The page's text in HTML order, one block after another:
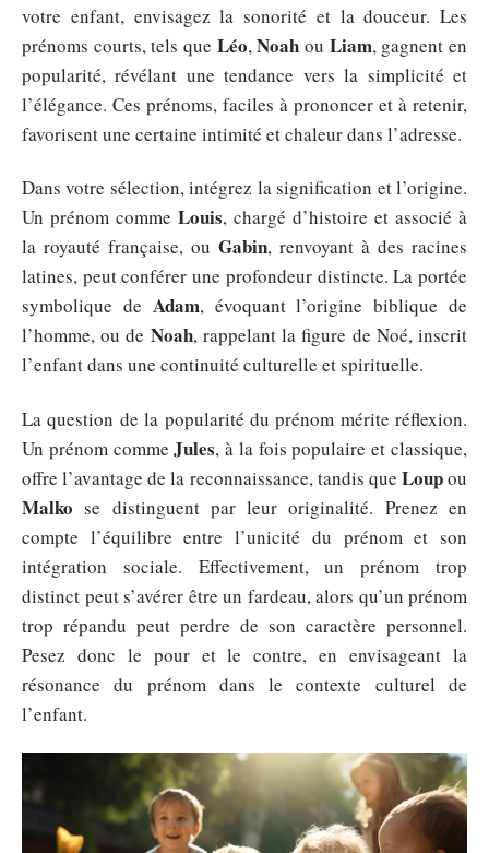
votre enfant, envisagez la sonorité et la douceur. Les
prénoms courts, tels que Léo,Noah ou Liam, gagnent en
popularité, révélant une tendance vers la simplicité et
l’élégance. Ces prénoms, faciles à prononcer et à retenir,
favorisent une certaine intimité et chaleur dans l’adresse.
Dans votre sélection, intégrez la signification et l’origine.
Un prénom comme Louis, chargé d’histoire et associé à
la royauté française, ou Gabin, renvoyant à des racines
latines, peut conférer une profondeur distincte. La portée
symbolique de Adam, évoquant l’origine biblique de
l’homme, ou de Noah, rappelant la figure de Noé, inscrit
l’enfant dans une continuité culturelle et spirituelle.
La question de la popularité du prénom mérite réflexion.
Un prénom commeJules, à la fois populaire et classique,
offre l’avantage de la reconnaissance, tandis que Loupou
Malko se distinguent par leur originalité. Prenez en
compte l’équilibre entre l’unicité du prénom et son
intégration sociale. Effectivement, un prénom trop
distinct peut s’avérer être un fardeau, alors qu’un prénom
trop répandu peut perdre de son caractère personnel.
Pesez donc le pour et le contre, en envisageant la
résonance du prénom dans le contexte culturel de
l’enfant.